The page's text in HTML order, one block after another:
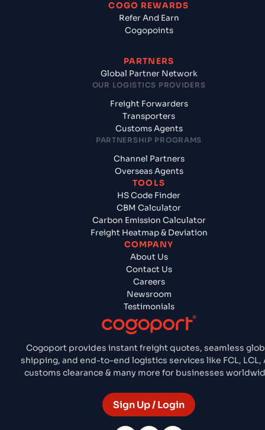
Cogoport provides instant freight quotes, seamless
shipping, and end-to-end logistics services like FCL, LCL,
customs clearance & many more for businesses
Sign Up / Login
COGO REWARDS
Refer And Earn
Cogopoints
PARTNERS
Global Partner Network
OUR LOGISTICS PROVIDERS
Freight Forwarders
Transporters
Customs Agents
PARTNERSHIP PROGRAMS
Channel Partners
Overseas Agents
TOOLS
HS Code Finder
CBM Calculator
Carbon Emission Calculator
Freight Heatmap & Deviation
COMPANY
About Us
Contact Us
Careers
Newsroom
Testimonials